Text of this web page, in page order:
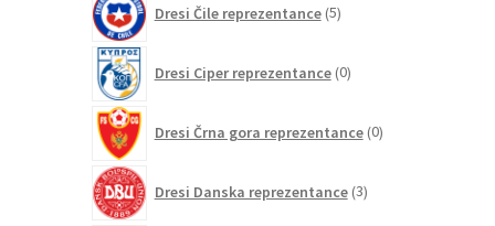
Dresi Čile reprezentance 5izdelkov
Dresi Ciper reprezentance 0izdelkov
Dresi Črna gora reprezentance 0izdelkov
Dresi Danska reprezentance 3izdelki